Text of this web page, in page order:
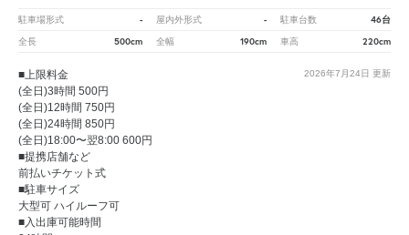
駐車場形式 - 屋内外形式 - 駐車台数 46台
全長 500cm 全幅 190cm 車高 220cm
2026年7月24日 更新
■上限料金
(全日)3時間 500円
(全日)12時間 750円
(全日)24時間 850円
(全日)18:00〜翌8:00 600円
■提携店舗など
前払いチケット式
■駐車サイズ
大型可 ハイルーフ可
■入出庫可能時間